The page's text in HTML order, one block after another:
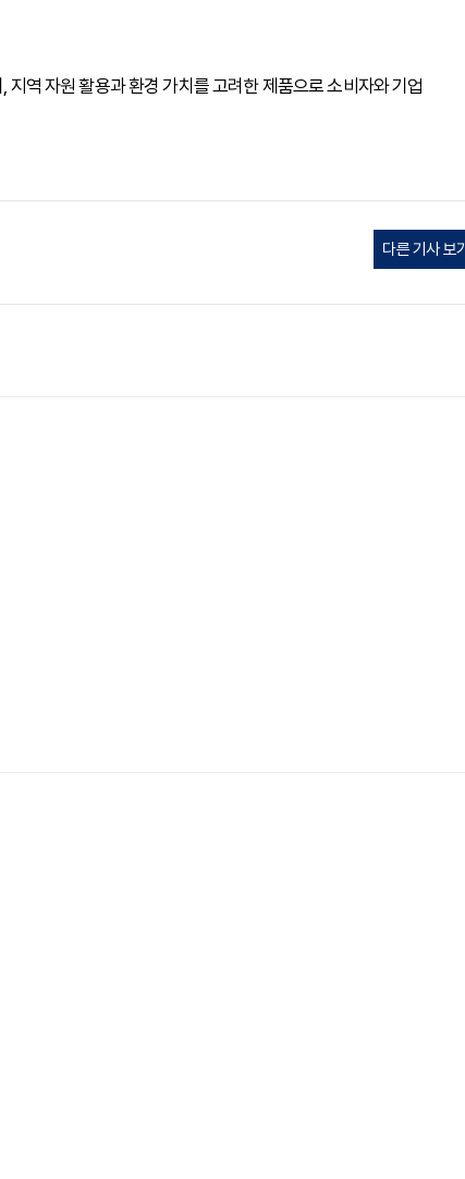
역 자원 활용과 환경 가치를 고려한 제품으로 소비자와 기업
다른 기사 보기